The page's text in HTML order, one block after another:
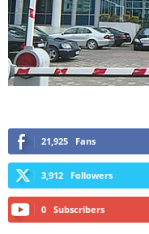
21,925 Fans
3,912 Followers
0 Subscribers